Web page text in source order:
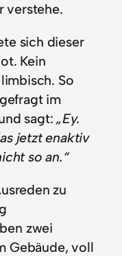
verstehe.
sich dieser
Kein
So
im
sagt:„Ey.
jetzt enaktiv
so an.“
zu
zwei
Gebäude, voll